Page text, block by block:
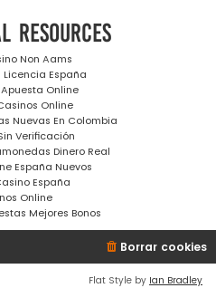
resources
Non Aams
Licencia España
Online
Online
Nuevas En Colombia
Verificación
Dinero Real
España Nuevos
España
Online
Mejores Bonos
Borrar cookies
Flat Style by Ian Bradley